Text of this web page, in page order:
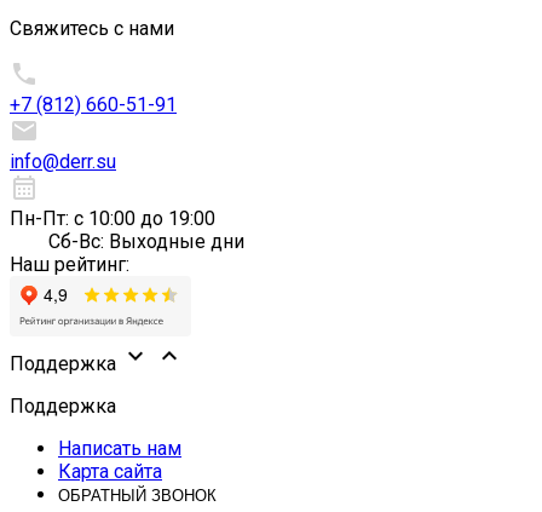
Свяжитесь с нами

+7 (812) 660-51-91‬

info@derr.su
calendar_month
Пн-Пт: с 10:00 до 19:00
Сб-Вс: Выходные дни
Наш рейтинг:
Поддержка  
Поддержка
Написать нам
Карта сайта
ОБРАТНЫЙ ЗВОНОК